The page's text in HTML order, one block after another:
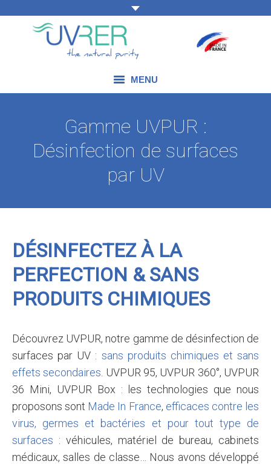
MENU
NOS DOMAINES D’APPLICATION
Gamme UVPUR :
Désinfection de surfaces
par UV
DÉSINFECTEZ À LA
PERFECTION & SANS
PRODUITS CHIMIQUES
Découvrez UVPUR, notre gamme de désinfection de
surfaces par UV : sans produits chimiques et sans
effets secondaires . UVPUR 95, UVPUR 360°, UVPUR
36 Mini, UVPUR Box : les technologies que nous
proposons sont Made In France, efficaces contre les
virus, germes et bactéries et pour tout type de
surfaces : véhicules, matériel de bureau, cabinets
médicaux, salles de classe… Nous avons développé